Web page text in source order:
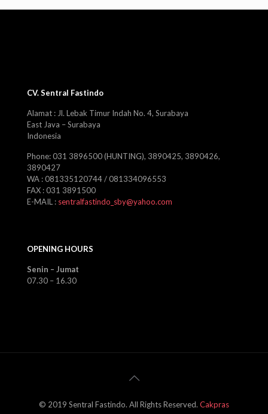
CV. Sentral Fastindo
Alamat : Jl. Lebak Timur Indah No. 4, Surabaya
East Java – Surabaya
Indonesia
Phone: 031 3896500 (HUNTING), 3890425, 3890426,
3890427
WA : 081335120744 / 081334096553
FAX : 031 3891500
E-MAIL : sentralfastindo_sby@yahoo.com
OPENING HOURS
Senin – Jumat
07.30 – 16.30
© 2019 Sentral Fastindo. All Rights Reserved. Cakpras